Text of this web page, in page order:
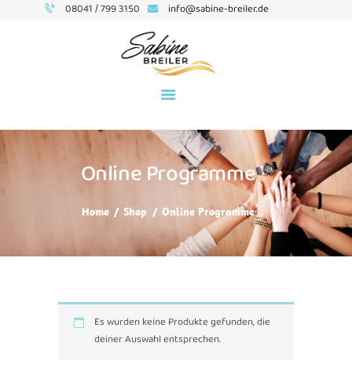
08041 / 799 3150 info@sabine-breiler.de
Online Programme
Home Shop Online Programme
SEMINARE
ÜBER MICH
KONTAKT
NEWSLETTER
Es wurden keine Produkte gefunden, die
deiner Auswahl entsprechen.